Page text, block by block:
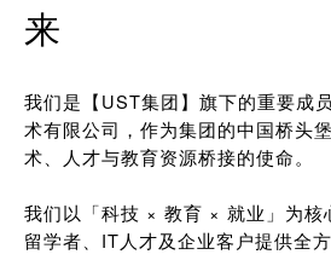
来
我们是【UST集团】旗下的重要成
术有限公司，作为集团的中国桥头
术、人才与教育资源桥接的使命。
我们以「科技 × 教育 × 就业」为核
留学者、IT人才及企业客户提供全方